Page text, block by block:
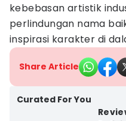
kebebasan artistik
perlindungan nama
inspirasi karakter di
Share Article
Curated For You